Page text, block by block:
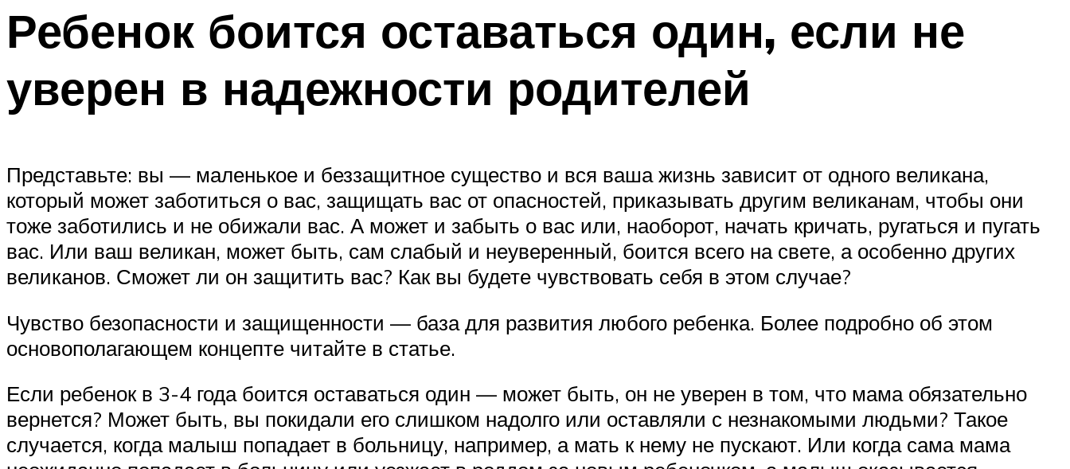
Ребенок боится оставаться один, если не
уверен в надежности родителей
Представьте: вы — маленькое и беззащитное существо и вся ваша жизнь зависит от одного великана,
который может заботиться о вас, защищать вас от опасностей, приказывать другим великанам, чтобы они
тоже заботились и не обижали вас. А может и забыть о вас или, наоборот, начать кричать, ругаться и пугать
вас. Или ваш великан, может быть, сам слабый и неуверенный, боится всего на свете, а особенно других
великанов. Сможет ли он защитить вас? Как вы будете чувствовать себя в этом случае?
Чувство безопасности и защищенности — база для развития любого ребенка. Более подробно об этом
основополагающем концепте читайте в статье.
Если ребенок в 3-4 года боится оставаться один — может быть, он не уверен в том, что мама обязательно
вернется? Может быть, вы покидали его слишком надолго или оставляли с незнакомыми людьми? Такое
случается, когда малыш попадает в больницу, например, а мать к нему не пускают. Или когда сама мама